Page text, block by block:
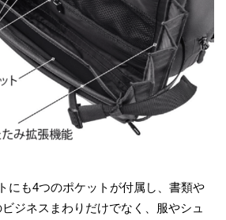
にも4つのポケットが付属し、書類や
ジネスまわりだけでなく、服やシュ